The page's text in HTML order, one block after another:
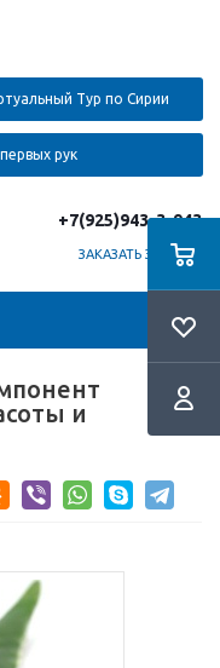
Тур по Сирии
рук
+7(925)943-3-943
ЗАКАЗАТЬ ЗВОНОК
и